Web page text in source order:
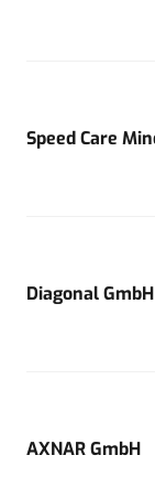
Speed Care
Diagonal GmbH
AXNAR GmbH